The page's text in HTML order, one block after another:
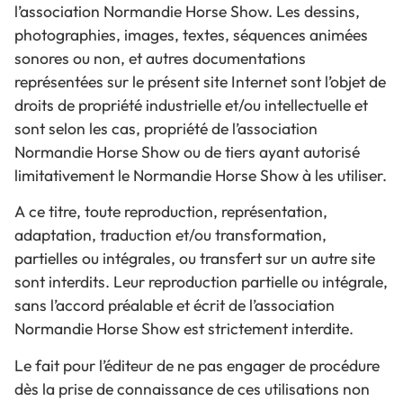
l’association Normandie Horse Show. Les dessins,
photographies, images, textes, séquences animées
sonores ou non, et autres documentations
représentées sur le présent site Internet sont l’objet de
droits de propriété industrielle et/ou intellectuelle et
sont selon les cas, propriété de l’association
Normandie Horse Show ou de tiers ayant autorisé
limitativement le Normandie Horse Show à les utiliser.
A ce titre, toute reproduction, représentation,
adaptation, traduction et/ou transformation,
partielles ou intégrales, ou transfert sur un autre site
sont interdits. Leur reproduction partielle ou intégrale,
sans l’accord préalable et écrit de l’association
Normandie Horse Show est strictement interdite.
Le fait pour l’éditeur de ne pas engager de procédure
dès la prise de connaissance de ces utilisations non